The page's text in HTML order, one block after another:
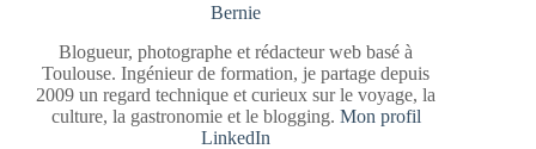
Bernie
Blogueur, photographe et rédacteur web basé à
Toulouse. Ingénieur de formation, je partage depuis
2009 un regard technique et curieux sur le voyage, la
culture, la gastronomie et le blogging. Mon profil
LinkedIn